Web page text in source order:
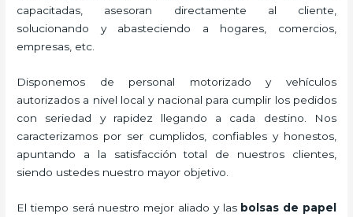
capacitadas, asesoran directamente al cliente,
solucionando y abasteciendo a hogares, comercios,
empresas, etc.
Disponemos de personal motorizado y vehículos
autorizados a nivel local y nacional para cumplir los pedidos
con seriedad y rapidez llegando a cada destino. Nos
caracterizamos por ser cumplidos, confiables y honestos,
apuntando a la satisfacción total de nuestros clientes,
siendo ustedes nuestro mayor objetivo.
El tiempo será nuestro mejor aliado y las bolsas de papel